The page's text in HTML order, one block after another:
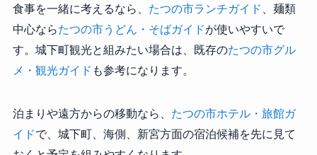
食事を一緒に考えるなら、 たつの市ランチガイド、麺類
中心ならたつの市うどん・そばガイドが使いやすいで
す。城下町観光と組みたい場合は、既存のたつの市グル
メ・観光ガイド も参考になります。
泊まりや遠方からの移動なら、 たつの市ホテル・旅館ガ
イドで、城下町、海側、新宮方面の宿泊候補を先に見て